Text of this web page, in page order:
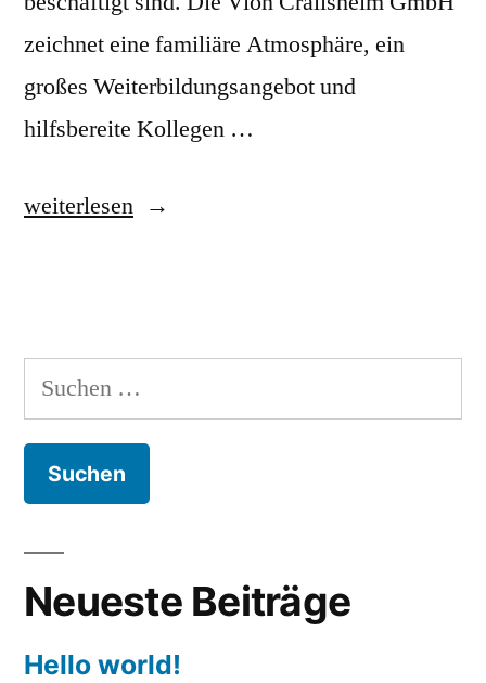
zeichnet eine familiäre Atmosphäre, ein
großes Weiterbildungsangebot und
hilfsbereite Kollegen …
„Vion“
weiterlesen
Suchen
nach:
Neueste Beiträge
Hello world!